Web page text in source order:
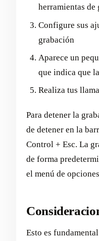
herramientas de
Configure sus
grabación
Aparece un
que indica que
Realiza tus
Para detener la
de detener en la
Control + Esc. La
de forma
el menú de
Esto es